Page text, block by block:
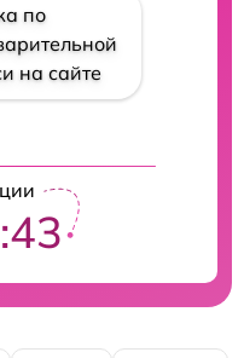
по
на сайте